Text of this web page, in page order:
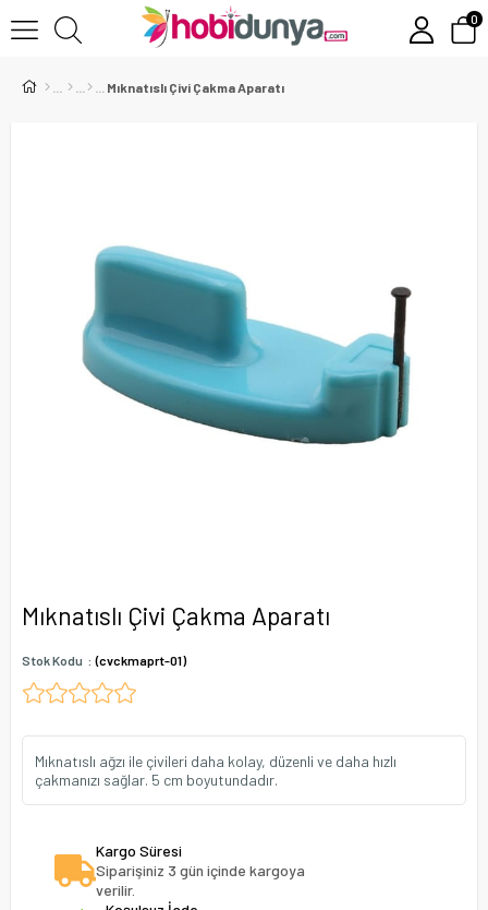
0
Mıknatıslı Çivi Çakma Aparatı
Mıknatıslı Çivi Çakma Aparatı
Stok Kodu (cvckmaprt-01)
Mıknatıslı ağzı ile çivileri daha kolay, düzenli ve daha hızlı
çakmanızı sağlar. 5 cm boyutundadır.
Kargo Süresi
Siparişiniz 3 gün içinde kargoya
verilir.